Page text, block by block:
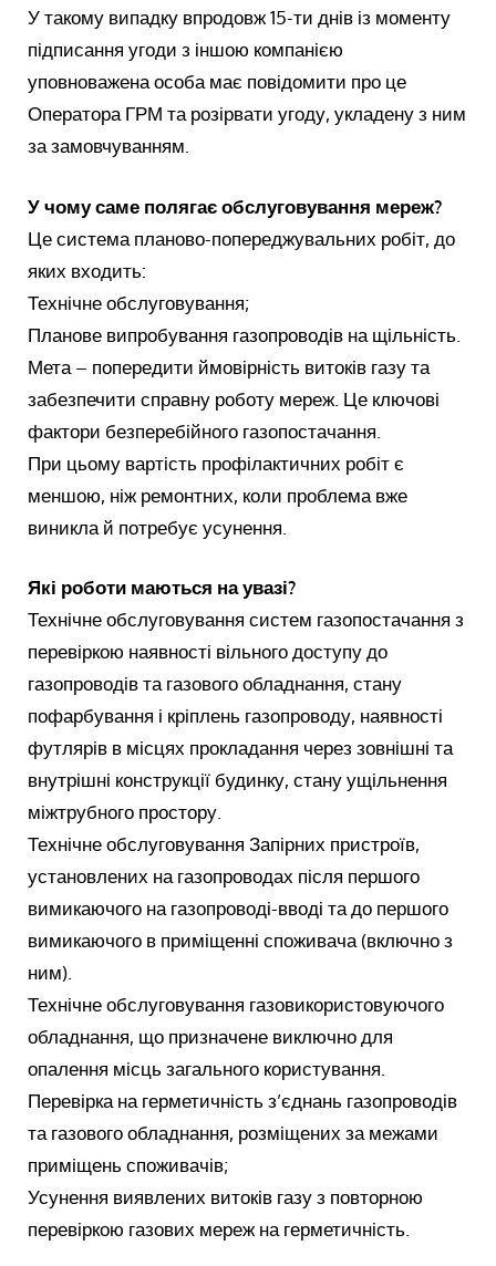
У такому випадку впродовж 15-ти днів із моменту
підписання угоди з іншою компанією
уповноважена особа має повідомити про це
Оператора ГРМ та розірвати угоду, укладену з ним
за замовчуванням.
У чому саме полягає обслуговування мереж?
Це система планово-попереджувальних робіт, до
яких входить:
Технічне обслуговування;
Планове випробування газопроводів на щільність.
Мета – попередити ймовірність витоків газу та
забезпечити справну роботу мереж. Це ключові
фактори безперебійного газопостачання.
При цьому вартість профілактичних робіт є
меншою, ніж ремонтних, коли проблема вже
виникла й потребує усунення.
Які роботи маються на увазі?
Технічне обслуговування систем газопостачання з
перевіркою наявності вільного доступу до
газопроводів та газового обладнання, стану
пофарбування і кріплень газопроводу, наявності
футлярів в місцях прокладання через зовнішні та
внутрішні конструкції будинку, стану ущільнення
міжтрубного простору.
Технічне обслуговування Запірних пристроїв,
установлених на газопроводах після першого
вимикаючого на газопроводі-вводі та до першого
вимикаючого в приміщенні споживача (включно з
ним).
Технічне обслуговування газовикористовуючого
обладнання, що призначене виключно для
опалення місць загального користування.
Перевірка на герметичність з’єднань газопроводів
та газового обладнання, розміщених за межами
приміщень споживачів;
Усунення виявлених витоків газу з повторною
перевіркою газових мереж на герметичність.